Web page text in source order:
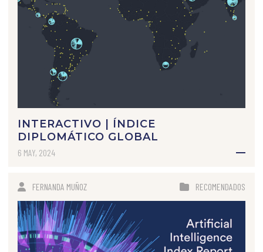
INTERACTIVO | ÍNDICE
DIPLOMÁTICO GLOBAL
6 MAY, 2024
FERNANDA MUÑOZ RECOMENDADOS